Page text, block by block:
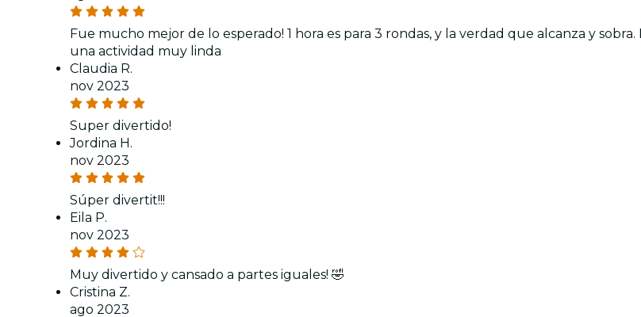
Fue mucho mejor de lo esperado! 1 hora es para 3 rondas, y la verdad que alcanza y
una actividad muy linda
Claudia R.
nov 2023
Super divertido!
Jordina H.
nov 2023
Súper divertit!!!
Eila P.
nov 2023
Muy divertido y cansado a partes iguales! 🤣
Cristina Z.
ago 2023